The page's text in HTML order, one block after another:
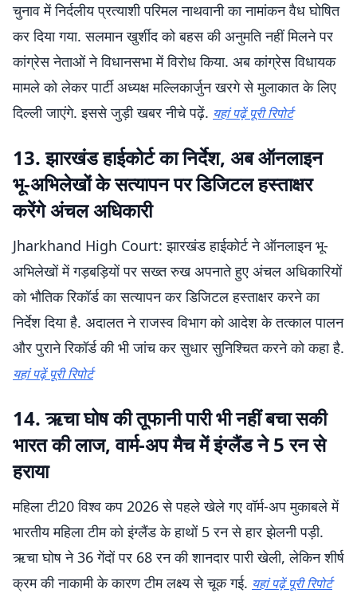
चुनाव में निर्दलीय प्रत्याशी परिमल नाथवानी का नामांकन वैध घोषित
कर दिया गया. सलमान खुर्शीद को बहस की अनुमति नहीं मिलने पर
कांग्रेस नेताओं ने विधानसभा में विरोध किया. अब कांग्रेस विधायक
मामले को लेकर पार्टी अध्यक्ष मल्लिकार्जुन खरगे से मुलाकात के लिए
दिल्ली जाएंगे. इससे जुड़ी खबर नीचे पढ़ें. यहां पढ़ें पूरी रिपोर्ट
13. झारखंड हाईकोर्ट का निर्देश, अब ऑनलाइन
भू-अभिलेखों के सत्यापन पर डिजिटल हस्ताक्षर
करेंगे अंचल अधिकारी
Jharkhand High Court: झारखंड हाईकोर्ट ने ऑनलाइन भू-
अभिलेखों में गड़बड़ियों पर सख्त रुख अपनाते हुए अंचल अधिकारियों
को भौतिक रिकॉर्ड का सत्यापन कर डिजिटल हस्ताक्षर करने का
निर्देश दिया है. अदालत ने राजस्व विभाग को आदेश के तत्काल पालन
और पुराने रिकॉर्ड की भी जांच कर सुधार सुनिश्चित करने को कहा है.
यहां पढ़ें पूरी रिपोर्ट
14. ऋचा घोष की तूफानी पारी भी नहीं बचा सकी
भारत की लाज, वार्म-अप मैच में इंग्लैंड ने 5 रन से
हराया
महिला टी20 विश्व कप 2026 से पहले खेले गए वॉर्म-अप मुकाबले में
भारतीय महिला टीम को इंग्लैंड के हाथों 5 रन से हार झेलनी पड़ी.
ऋचा घोष ने 36 गेंदों पर 68 रन की शानदार पारी खेली, लेकिन शीर्ष
क्रम की नाकामी के कारण टीम लक्ष्य से चूक गई. यहां पढ़ें पूरी रिपोर्ट